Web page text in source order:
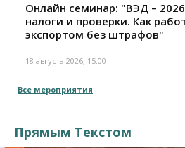
Онлайн семинар: "ВЭД –
налоги и проверки. Как
экспортом без штрафов"
18 августа 2026, 15:00
Все мероприятия
Прямым Текстом